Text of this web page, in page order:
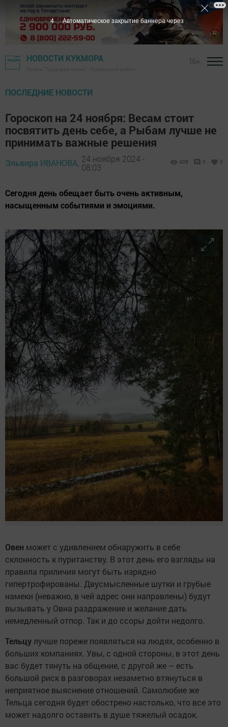
НОВОСТИ КУКМОРА
ПОСЛЕДНИЕ НОВОСТИ
Гороскоп на 24 ноября: Весам стоит
посвятить день себе, а Рыбам лучше не
принимать важные решения
Эльвира ИВАНОВА, 24 ноября 2024 -
08:03
408 0 0
Сегодня день обещает быть очень активным,
насыщенным событиями и эмоциями.
Овен может с удивлением обнаружить в себе
склонность к пуританству. В этот день его взгляды на
правила приличия могут быть изрядно
гипертрофированы. Двусмысленные шутки и грубые
намеки (неважно, в чей адрес они направлены) будут
вызывать у Овна раздражение и желание дать
немедленный отпор. Так и до ссоры дойти недолго.
Тельцу лучше пореже появляться на людях, особенно в
больших компаниях. Увы, с одной стороны, в этот день
вас будет тянуть на общение, с другой же – есть
большой риск в разговорах незаметно втянуться в
неприятное выяснение отношений. Самолюбие же
Тельца сегодня будет обострено настолько, что все это
может надолго оставить в душе тяжелый осадок.
2 Автоматическое закрытие баннера через